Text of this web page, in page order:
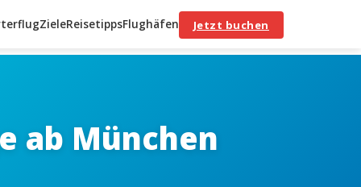
ZieleReisetippsFlughäfen Jetzt buchen
ab München